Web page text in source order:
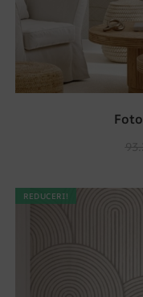
REDUCERI!